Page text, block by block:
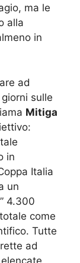
ma le
alla
in
ad
sulle
Mitiga
in
Italia
un
4.300
come
Tutte
ad